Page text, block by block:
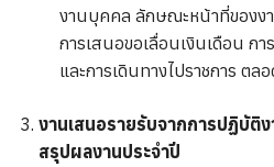
งานศูนย์ไกล่เกลี่ยและสมานฉันท์
งานบุคคล ลักษณะหน้าที่ของง
การเสนอขอเลื่อนเงินเดือน ก
และการเดินทางไปราชการ ตล
งานเสนอรายรับจากการปฏิบัติ
สรุปผลงานประจำปี